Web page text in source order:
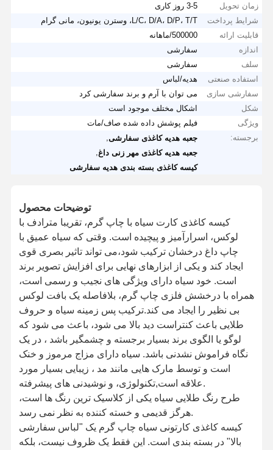
زمان تحویل
3-5 روز کاری
شرایط پرداخت
L/C، D/A، D/P، T/T، وسترن یونیون، مانی گرام
قابلیت ارائه
500000/ماهانه
اندازه
سفارشی
سلف
سفارشی
استفاده صنعتی
هدیه/لباس
سفارشی سازی
می توان با آرم و برند سفارشی کرد
شکل
اشکال مختلف موجود است
ویژگی
فیلم پوشش داده شده صاف/مات
برجسته:
جعبه هدیه کاغذی سفارشی
جعبه هدیه کاغذی مهر زنی داغ
کیسه کاغذی بسته بندی هدیه سفارشی
توضیحات محصول
کیسه کاغذی کارت سیاه با چاپ گرم، تقریبا مترادف با
لوکس، اسرارآمیز و پیچیده است. وقتی که سیاه عمیق با
چاپ داغ درخشان ترکیب شود،می تواند تاثیر بصری قوی
ایجاد کند و یکی از ابزارهای نهایی برای افزایش تصویر برند
است. خود سیاه دارای ویژگی های نجیب و رسمی است،
همراه با درخشش فلزی چاپ گرم، بلافاصله یک بافت لوکس
بی نظیر را ایجاد می کند.ترکیب پس زمینه سیاه و حروف
طلایی باعث کنتراست دید بالا می شود، باعث می شود که
لوگو یا الگوی برند بسیار برجسته و چشمگیر باشد ، در یک
نگاه فراموش نشدنی باشد. سیاه دارای مزاج مرموز و خنک
است و توسط مارک هایی مانند مد ، زیبایی بسیار مورد
علاقه است,تکنولوژی، و نوشیدنی های پیشرفته.
طرح رنگ طلایی سیاه یکی از کلاسیک ترین رنگ ها است،
هرگز قدیمی و خسته کننده به نظر نمی رسد.
کیسه کاغذی کارتونی سیاه چاپ گرم یک "لباس سفارشی
بالا" در بسته بندی است. این فقط یک ظروف نیست، بلکه